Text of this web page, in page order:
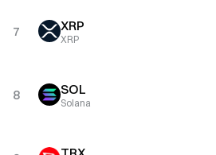
7 XRP
XRP
8 SOL
Solana